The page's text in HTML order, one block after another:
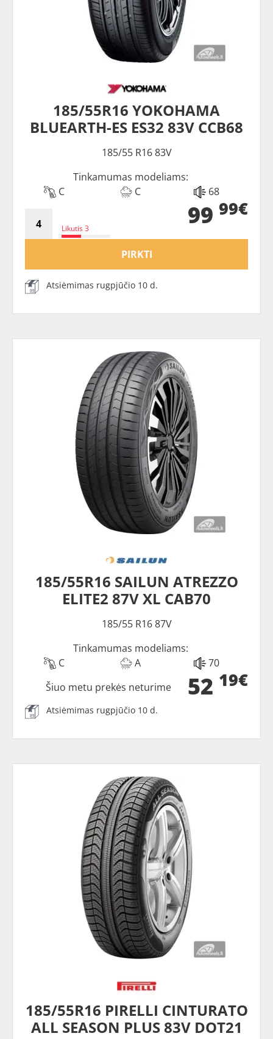
185/55R16 YOKOHAMA
BLUEARTH-ES ES32 83V CCB68
185/55 R16 83V
Tinkamumas modeliams:
C
C 68
Likutis 3 99 99€
PIRKTI
Atsiėmimas rugpjūčio 10 d.
185/55R16 SAILUN ATREZZO
ELITE2 87V XL CAB70
185/55 R16 87V
Tinkamumas modeliams:
C
A 70
52 19€
Šiuo metu prekės neturime
Atsiėmimas rugpjūčio 10 d.
185/55R16 PIRELLI CINTURATO
ALL SEASON PLUS 83V DOT21